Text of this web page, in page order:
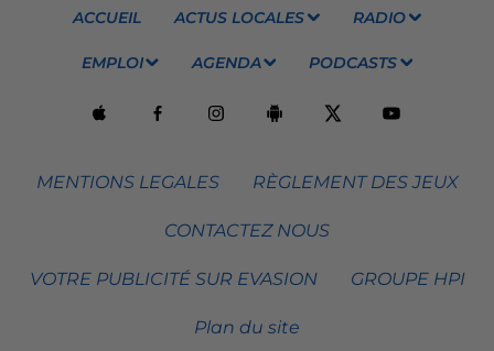
ACCUEIL ACTUS LOCALES RADIO
EMPLOI AGENDA PODCASTS
MENTIONS LEGALES RÈGLEMENT DES JEUX
CONTACTEZ NOUS
VOTRE PUBLICITÉ SUR EVASION GROUPE HPI
Plan du site